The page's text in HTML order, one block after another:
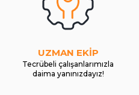
UZMAN EKİP
Tecrübeli çalışanlarımızla
daima yanınızdayız!